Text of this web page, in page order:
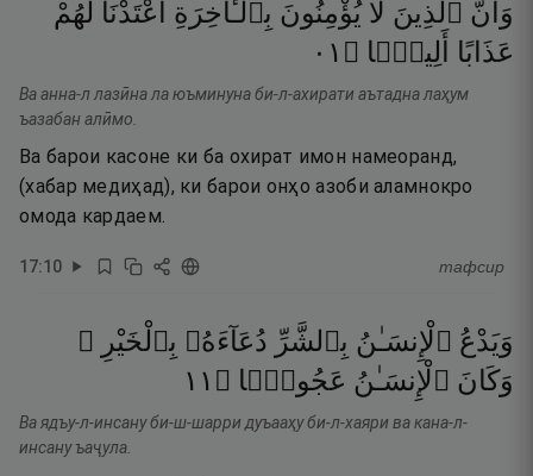
وَأَنَّ ٱلَّذِينَ لَا يُؤْمِنُونَ بِٱلْـَٔاخِرَةِ أَعْتَدْنَا لَهُمْ
عَذَابًا
أَلِيمًۭا ۝ ١٠
Ва анна-л лазӣна ла юъминуна би-л-ахирати аътадна лаҳум
ъазабан алӣмо.
Ва барои касоне ки ба охират имон намеоранд,
(хабар медиҳад), ки барои онҳо азоби аламнокро
омода кардаем.
17:10 тафсир
وَيَدْعُ ٱلْإِنسَـٰنُ بِٱلشَّرِّ دُعَآءَهُۥ بِٱلْخَيْرِ ۖ
وَكَانَ ٱلْإِنسَـٰنُ عَجُولًۭا ۝ ١١
Ва ядъу-л-инсану би-ш-шарри дуъааҳу би-л-хаяри ва кана-л-
инсану ъаҷула.